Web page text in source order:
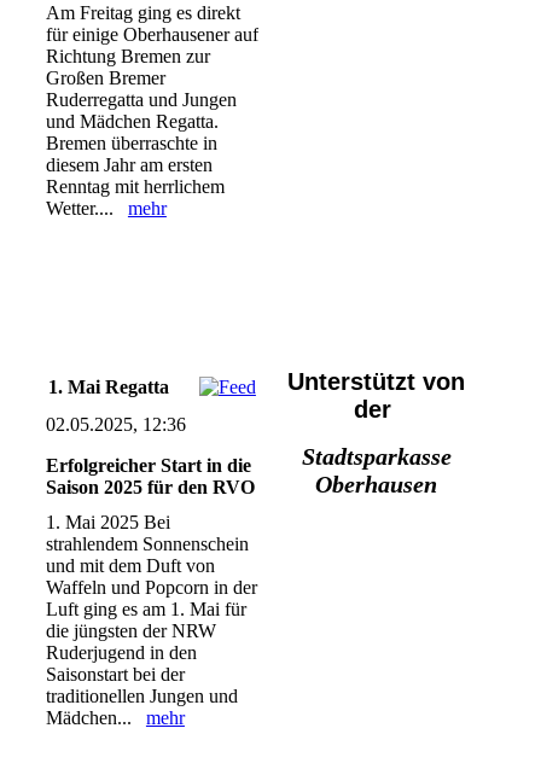
Am Freitag ging es direkt
für einige Oberhausener auf
Richtung Bremen zur
Großen Bremer
Ruderregatta und Jungen
und Mädchen Regatta.
Bremen überraschte in
diesem Jahr am ersten
Renntag mit herrlichem
Wetter.... mehr
1. Mai Regatta
02.05.2025, 12:36
Erfolgreicher Start in die
Saison 2025 für den RVO
1. Mai 2025 Bei
strahlendem Sonnenschein
und mit dem Duft von
Waffeln und Popcorn in der
Luft ging es am 1. Mai für
die jüngsten der NRW
Ruderjugend in den
Saisonstart bei der
traditionellen Jungen und
Mädchen... mehr
Unterstützt von
der
Stadtsparkasse
Oberhausen